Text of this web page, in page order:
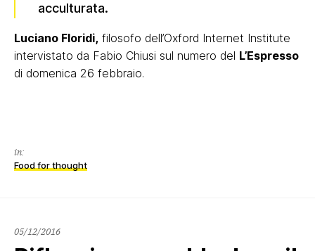
acculturata.
Luciano Floridi, filosofo dell’Oxford Internet Institute
intervistato da Fabio Chiusi sul numero del L’Espresso
di domenica 26 febbraio.
in:
Food for thought
05/12/2016